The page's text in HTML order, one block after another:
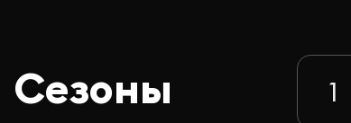
Сезоны 1